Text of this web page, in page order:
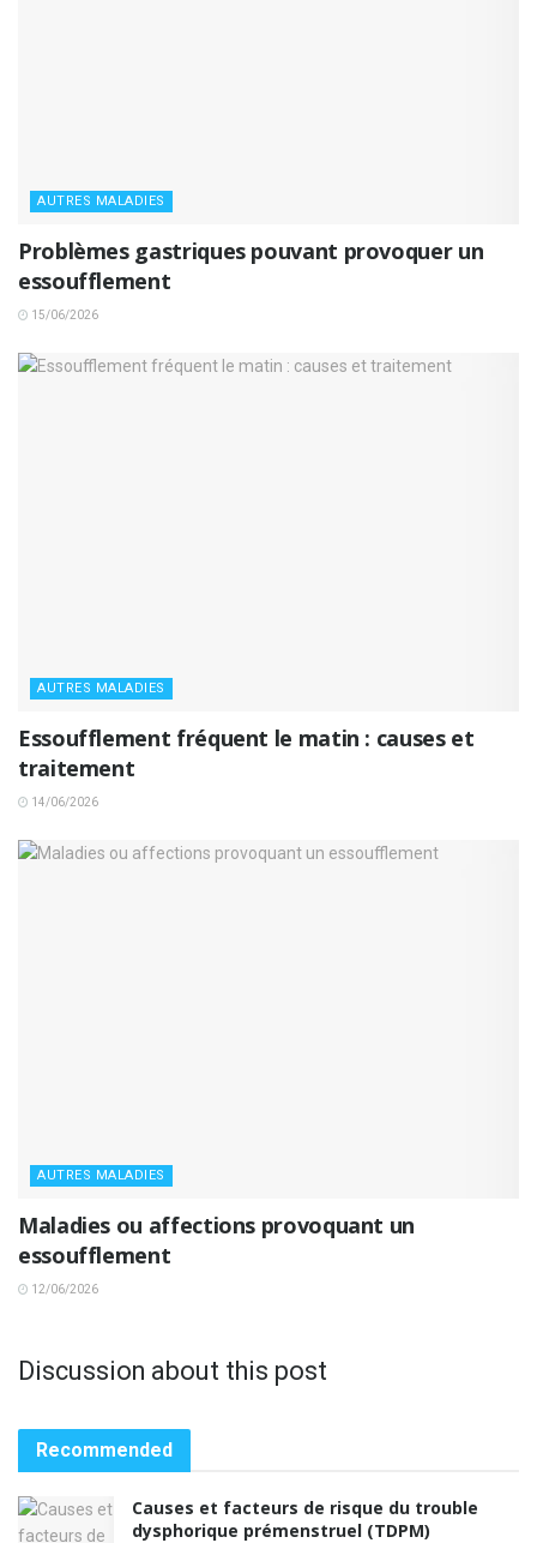
AUTRES MALADIES
Problèmes gastriques pouvant provoquer un
essoufflement
15/06/2026
AUTRES MALADIES
Essoufflement fréquent le matin : causes et
traitement
14/06/2026
AUTRES MALADIES
Maladies ou affections provoquant un
essoufflement
12/06/2026
Discussion about this post
Recommended
Causes et facteurs de risque du trouble
dysphorique prémenstruel (TDPM)